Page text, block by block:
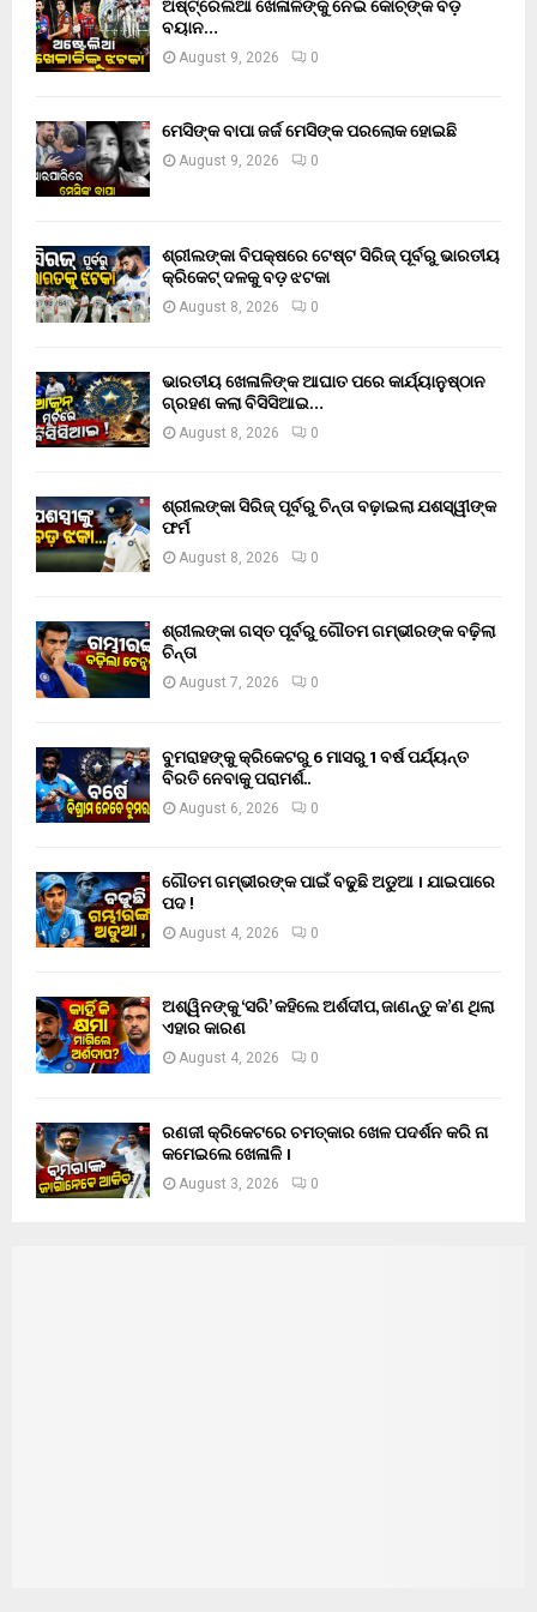
ଅଷ୍ଟ୍ରେଲିଆ ଖେଳାଳିଙ୍କୁ ନେଇ କୋଚ୍‌ଙ୍କ ବଡ଼
ବୟାନ…
August 9, 2026 0
ମେସିଙ୍କ ବାପା ଜର୍ଜ ମେସିଙ୍କ ପରଲୋକ ହୋଇଛି
August 9, 2026 0
ଶ୍ରୀଲଙ୍କା ବିପକ୍ଷରେ ଟେଷ୍ଟ ସିରିଜ୍ ପୂର୍ବରୁ ଭାରତୀୟ
କ୍ରିକେଟ୍ ଦଳକୁ ବଡ଼ ଝଟକା
August 8, 2026 0
ଭାରତୀୟ ଖେଳାଳିଙ୍କ ଆଘାତ ପରେ କାର୍ଯ୍ୟାନୁଷ୍ଠାନ
ଗ୍ରହଣ କଲା ବିସିସିଆଇ…
August 8, 2026 0
ଶ୍ରୀଲଙ୍କା ସିରିଜ୍ ପୂର୍ବରୁ ଚିନ୍ତା ବଢ଼ାଇଲା ଯଶସ୍ୱୀଙ୍କ
ଫର୍ମ
August 8, 2026 0
ଶ୍ରୀଲଙ୍କା ଗସ୍ତ ପୂର୍ବରୁ ଗୌତମ ଗମ୍ଭୀରଙ୍କ ବଢ଼ିଲା
ଚିନ୍ତା
August 7, 2026 0
ବୁମରାହଙ୍କୁ କ୍ରିକେଟରୁ 6 ମାସରୁ 1 ବର୍ଷ ପର୍ଯ୍ୟନ୍ତ
ବିରତି ନେବାକୁ ପରାମର୍ଶ..
August 6, 2026 0
ଗୌତମ ଗମ୍ଭୀରଙ୍କ ପାଇଁ ବଢୁଛି ଅଡୁଆ । ଯାଇପାରେ
ପଦ !
August 4, 2026 0
ଅଶ୍ୱିନଙ୍କୁ ‘ସରି’ କହିଲେ ଅର୍ଶଦୀପ, ଜାଣନ୍ତୁ କ’ଣ ଥିଲା
ଏହାର କାରଣ
August 4, 2026 0
ରଣଜୀ କ୍ରିକେଟରେ ଚମତ୍କାର ଖେଳ ପଦର୍ଶନ କରି ନା
କମେଇଲେ ଖେଳାଳି ।
August 3, 2026 0